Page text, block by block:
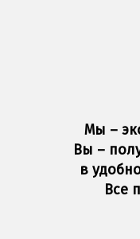
Мы –
Вы –
в
Все